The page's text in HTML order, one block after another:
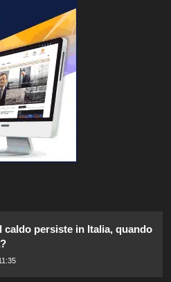
persiste in Italia, quando